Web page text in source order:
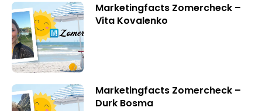
Marketingfacts Zomercheck –
Vita Kovalenko
Marketingfacts Zomercheck –
Durk Bosma